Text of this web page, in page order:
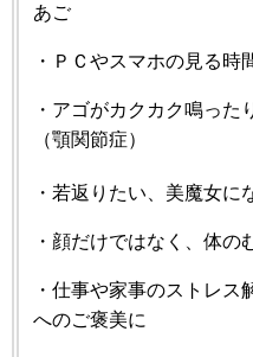
あご
・ＰＣやスマホの見る時
・ アゴがカクカク鳴った
（顎関節症）
・若返りたい、美魔女に
・顔だけではなく、体の
・仕事や家事のストレ
へのご褒美に